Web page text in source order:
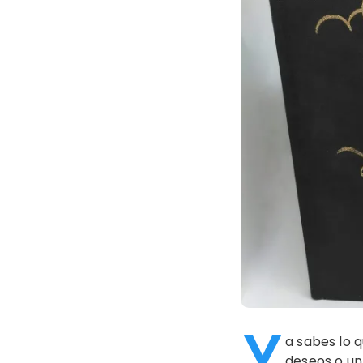
a sabes lo